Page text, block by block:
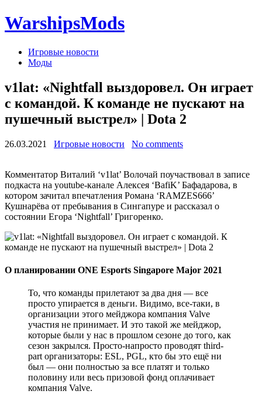
WarshipsMods
Игровые новости
Моды
v1lat: «Nightfall выздоровел. Он играет
с командой. К команде не пускают на
пушечный выстрел» | Dota 2
26.03.2021 Игровые новости No comments
Комментатор Виталий ‘v1lat’ Волочай поучаствовал в записе
подкаста на youtube-канале Алексея ‘BafiK’ Бафадарова, в
котором зачитал впечатления Романа ‘RAMZES666’
Кушнарёва от пребывания в Сингапуре и рассказал о
состоянии Егора ‘Nightfall’ Григоренко.
О планировании ONE Esports Singapore Major 2021
То, что команды прилетают за два дня — все
просто упирается в деньги. Видимо, все-таки, в
организации этого мейджора компания Valve
участия не принимает. И это такой же мейджор,
которые были у нас в прошлом сезоне до того, как
сезон закрылся. Просто-напросто проводят third-
part организаторы: ESL, PGL, кто бы это ещё ни
был — они полностью за все платят и только
половину или весь призовой фонд оплачивает
компания Valve.